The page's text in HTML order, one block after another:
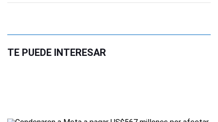
TE PUEDE INTERESAR